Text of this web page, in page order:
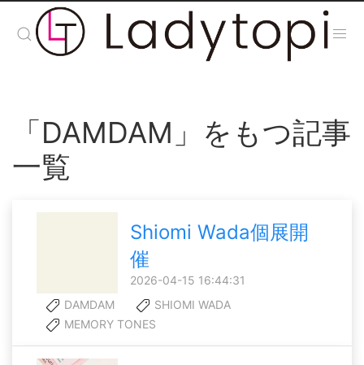
「DAMDAM」をもつ記事
一覧
Shiomi Wada個展開
催
2026-04-15 16:44:31
DAMDAM
SHIOMI WADA
MEMORY TONES